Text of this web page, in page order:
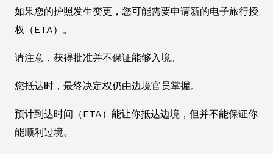
如果您的护照发生变更，您可能需要申请新的电子旅行授
权（ETA）。
请注意，获得批准并不保证能够入境。
您抵达时，最终决定权仍由边境官员掌握。
预计到达时间（ETA）能让你抵达边境，但并不能保证你
能顺利过境。